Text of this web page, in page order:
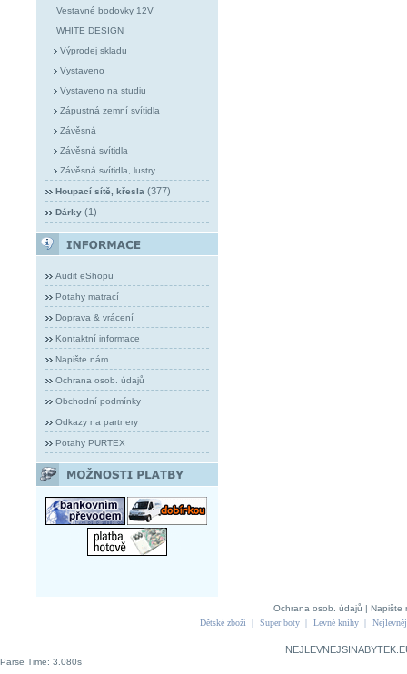
Vestavné bodovky 12V
WHITE DESIGN
Výprodej skladu
Vystaveno
Vystaveno na studiu
Zápustná zemní svítidla
Závěsná
Závěsná svítidla
Závěsná svítidla, lustry
Houpací sítě, křesla (377)
Dárky(1)
Audit eShopu
Potahy matrací
Doprava & vrácení
Kontaktní informace
Napište nám...
Ochrana osob. údajů
Obchodní podmínky
Odkazy na partnery
Potahy PURTEX
Ochrana osob. údajů | Napište
Dětské zboží | Super boty | Levné knihy |
Parse Time: 3.080s